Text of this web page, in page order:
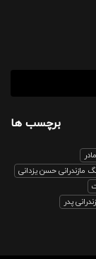
برچسب ها
مازندرانی حسن یزدانی
پدر